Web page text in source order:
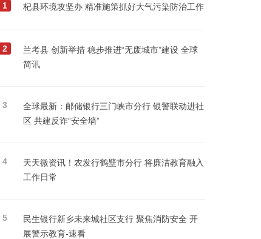
1 杞县环境攻坚办 精准施策抓好大气污染防治工作
2
兰考县 创新举措 稳步推进“无废城市”建设 全球
简讯
3
全球最新：邮储银行三门峡市分行 银警联动进社
区 共建反诈“安全墙”
4
天天微资讯！农发行鹤壁市分行 将廉洁教育融入
工作日常
5
民生银行新乡未来城社区支行 聚焦消防安全 开
展警示教育-速看